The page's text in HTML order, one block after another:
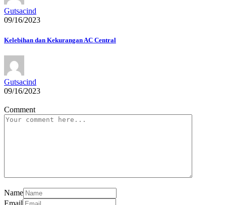
Gutsacind
09/16/2023
Kelebihan dan Kekurangan AC Central
Gutsacind
09/16/2023
Comment
Name
Email